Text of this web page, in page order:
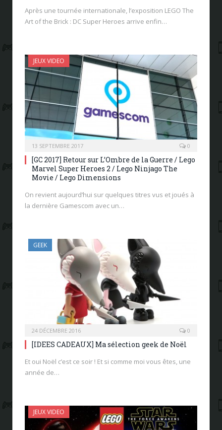
Après une tournée internationale, l’exposition LEGO The
Art of the Brick : DC Super Heroes arrive enfin…
JEUX VIDEO
13 SEPTEMBRE 2017 0
[GC 2017] Retour sur L’Ombre de la Guerre / Lego
Marvel Super Heroes 2 / Lego Ninjago The
Movie / Lego Dimensions
On revient aujourd’hui sur quelques titres vus et joués à
la dernière Gamescom avec un…
GEEK
24 DÉCEMBRE 2016 0
[IDEES CADEAUX] Ma sélection geek de Noël
Et oui Noël c’est ce soir ! Et si comme moi vous êtes, une
année de…
JEUX VIDEO